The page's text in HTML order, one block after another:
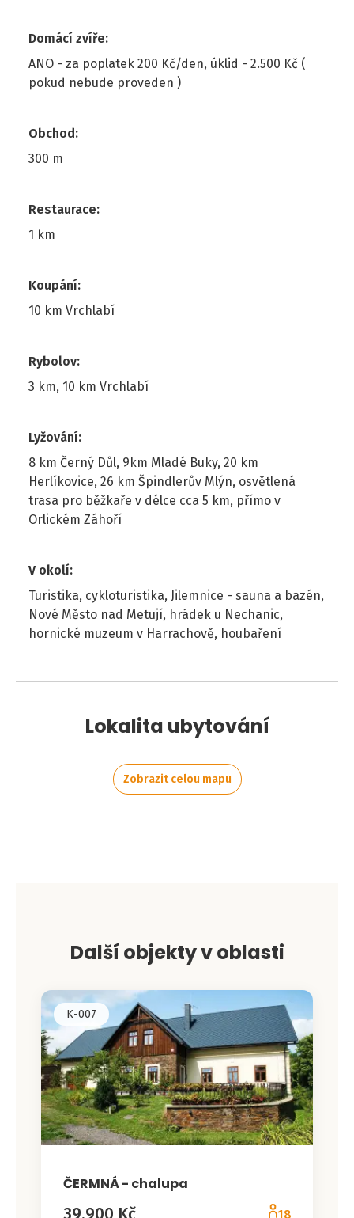
Domácí zvíře:
ANO - za poplatek 200 Kč/den, úklid - 2.500 Kč (
pokud nebude proveden )
Obchod:
300 m
Restaurace:
1 km
Koupání:
10 km Vrchlabí
Rybolov:
3 km, 10 km Vrchlabí
Lyžování:
8 km Černý Důl, 9km Mladé Buky, 20 km
Herlíkovice, 26 km Špindlerův Mlýn, osvětlená
trasa pro běžkaře v délce cca 5 km, přímo v
Orlickém Záhoří
V okolí:
Turistika, cykloturistika, Jilemnice - sauna a bazén,
Nové Město nad Metují, hrádek u Nechanic,
hornické muzeum v Harrachově, houbaření
Lokalita ubytování
Zobrazit celou mapu
Další objekty v oblasti
K-007
ČERMNÁ - chalupa
39.900 Kč 18